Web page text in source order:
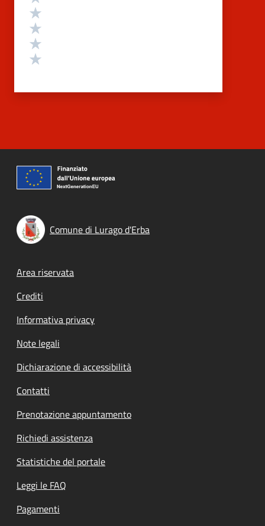
Comune di Lurago d'Erba
Footer menu
Area riservata
Crediti
Informativa privacy
Note legali
Dichiarazione di accessibilità
Contatti
Prenotazione appuntamento
Richiedi assistenza
Statistiche del portale
Leggi le FAQ
Pagamenti